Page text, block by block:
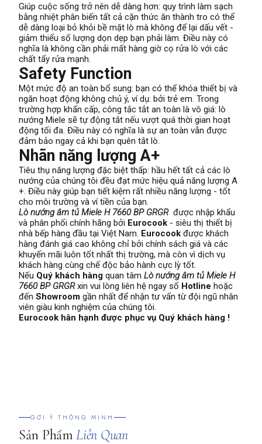
Giúp cuộc sống trở nên dễ dàng hơn: quy trình làm sạch
bằng nhiệt phân biến tất cả cặn thức ăn thành tro có thể
dễ dàng loại bỏ khỏi bề mặt lò mà không để lại dấu vết -
giảm thiểu số lượng dọn dẹp bạn phải làm. Điều này có
nghĩa là không cần phải mất hàng giờ cọ rửa lò với các
chất tẩy rửa mạnh.
Safety Function
Một mức độ an toàn bổ sung: bạn có thể khóa thiết bị và
ngăn hoạt động không chủ ý, ví dụ: bởi trẻ em. Trong
trường hợp khẩn cấp, công tắc tắt an toàn là vô giá: lò
nướng Miele sẽ tự động tắt nếu vượt quá thời gian hoạt
động tối đa. Điều này có nghĩa là sự an toàn vẫn được
đảm bảo ngay cả khi bạn quên tắt lò.
Nhãn năng lượng A+
Tiêu thụ năng lượng đặc biệt thấp: hầu hết tất cả các lò
nướng của chúng tôi đều đạt mức hiệu quả năng lượng A
+. Điều này giúp bạn tiết kiệm rất nhiều năng lượng - tốt
cho môi trường và ví tiền của bạn.
Lò nướng âm tủ Miele H 7660 BP GRGR được nhập khẩu
và phân phối chính hãng bởi Eurocook - siêu thị thiết bị
nhà bếp hàng đầu tại Việt Nam. Eurocook được khách
hàng đánh giá cao không chỉ bởi chính sách giá và các
khuyến mãi luôn tốt nhất thị trường, mà còn vì dịch vụ
khách hàng cùng chế độc bảo hành cực lỳ tốt.
Nếu Quý khách hàng quan tâm Lò nướng âm tủ Miele H
7660 BP GRGRxin vui lòng liên hệ ngay số Hotline hoặc
đến Showroom gần nhất để nhận tư vấn từ đội ngũ nhân
viên giàu kinh nghiệm của chúng tôi.
Eurocook hân hạnh được phục vụ Quý khách hàng !
GỢI Ý THÔNG MINH
Sản PhẩmLiên Quan